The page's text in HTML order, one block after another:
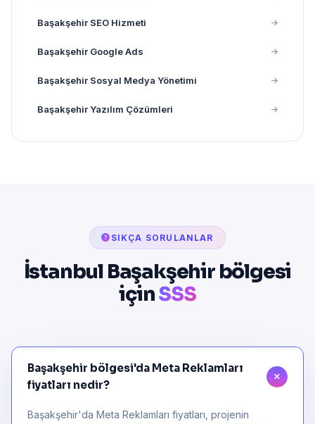
Başakşehir SEO Hizmeti
Başakşehir Google Ads
Başakşehir Sosyal Medya Yönetimi
Başakşehir Yazılım Çözümleri
SIKÇA SORULANLAR
İstanbul Başakşehir bölgesi
içinSSS
Başakşehir bölgesi'da Meta Reklamları
fiyatları nedir?
Başakşehir'da Meta Reklamları fiyatları, projenin